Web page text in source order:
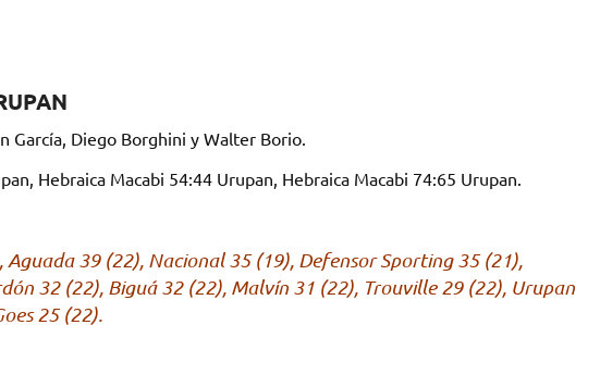
García, Diego Borghini y Walter Borio.
Hebraica Macabi 54:44 Urupan, Hebraica Macabi 74:65 Urupan.
39 (22), Nacional 35 (19), Defensor Sporting 35 (21),
32 (22), Biguá 32 (22), Malvín 31 (22), Trouville 29 (22), Urupan
25 (22).